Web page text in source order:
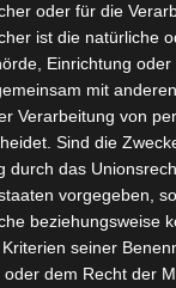
(93)
oder für die
ist die natürliche
Einrichtung
mit
Verarbeitung von
Sind die
durch das
vorgegeben,
beziehungsweise
seiner
oder dem Recht der